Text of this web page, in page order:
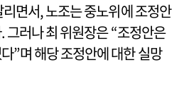
면서, 노조는 중노위에 조정안
그러나 최 위원장은 “조정안은
”며 해당 조정안에 대한 실망